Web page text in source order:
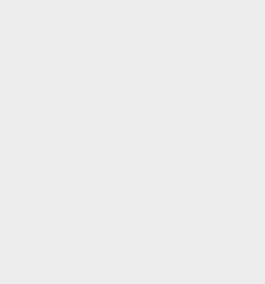
Zájem o závod předčil
Polabí? Zájem o závod předčil